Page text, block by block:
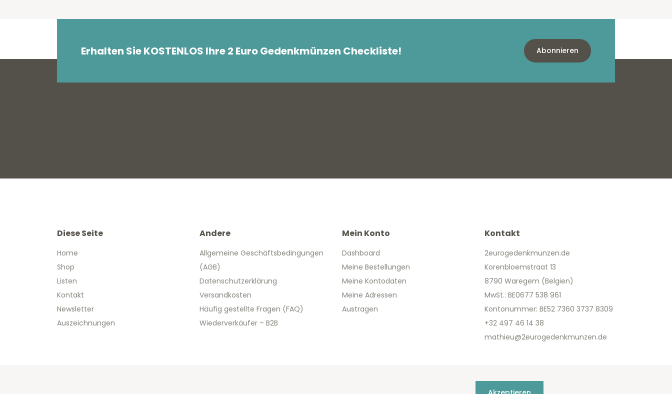
Erhalten Sie KOSTENLOS Ihre 2 Euro Gedenkmünzen Checkliste! Abonnieren
Diese Seite
Home
Shop
Listen
Kontakt
Newsletter
Auszeichnungen
Andere
Allgemeine Geschäftsbedingungen
(AGB)
Datenschutzerklärung
Versandkosten
Häufig gestellte Fragen (FAQ)
Wiederverkäufer – B2B
Mein Konto
Dashboard
Meine Bestellungen
Meine Kontodaten
Meine Adressen
Austragen
Kontakt
2eurogedenkmunzen.de
Korenbloemstraat 13
8790 Waregem (Belgien)
MwSt.: BE0677 538 961
Kontonummer: BE52 7360 3737 8309
+32 497 46 14 38
mathieu@2eurogedenkmunzen.de